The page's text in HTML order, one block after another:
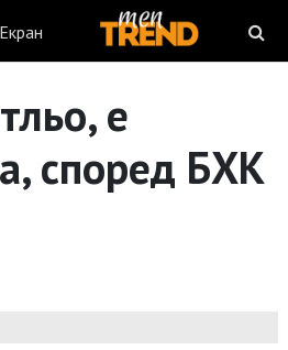
Екран
е
според БХК